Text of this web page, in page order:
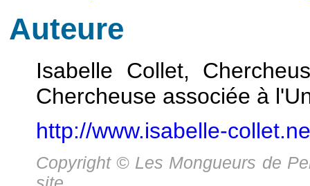
Auteure
Isabelle Collet,
Chercheuse associée à
http://www.isabelle-
Copyright © Les Mongueurs de